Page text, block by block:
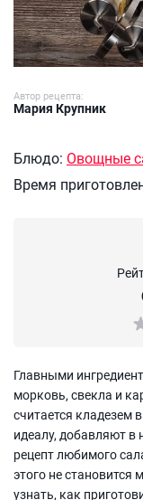
Автор рецепта:
Мария Крупник
Блюдо: Овощные
Время
Главными
морковь, свекла и
считается кладезем
идеалу, добавляют в
рецепт любимого
этого не становится
узнать, как